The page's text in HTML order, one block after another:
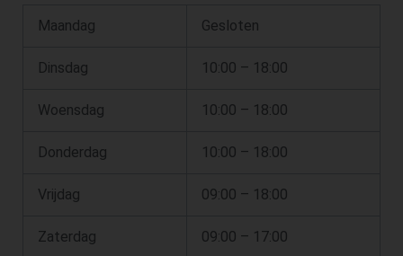
Maandag Gesloten
Dinsdag 10:00 – 18:00
Woensdag 10:00 – 18:00
Donderdag 10:00 – 18:00
Vrijdag 09:00 – 18:00
Zaterdag 09:00 – 17:00